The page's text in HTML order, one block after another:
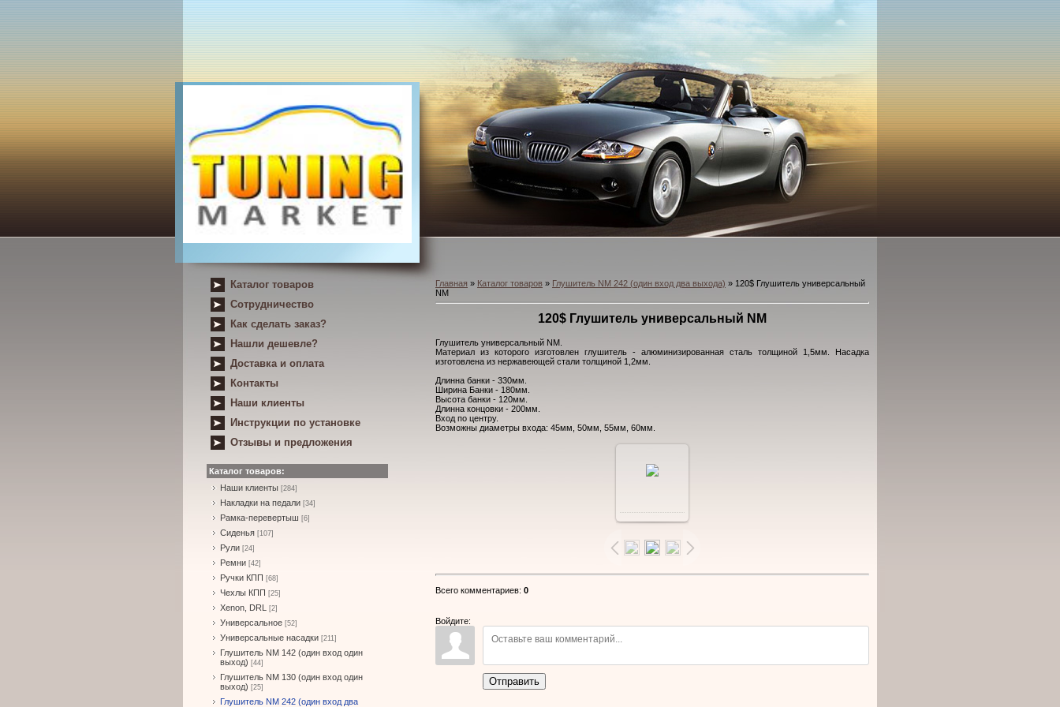
Каталог товаров
Сотрудничество
Как сделать заказ?
Нашли дешевле?
Доставка и оплата
Контакты
Наши клиенты
Инструкции по установке
Отзывы и предложения
Каталог товаров:
Наши клиенты [284]
Накладки на педали [34]
Рамка-перевертыш [6]
Сиденья [107]
Рули [24]
Ремни [42]
Ручки КПП [68]
Чехлы КПП [25]
Xenon, DRL [2]
Универсальное [52]
Универсальные насадки [211]
Глушитель NM 142 (один вход один
выход) [44]
Глушитель NM 130 (один вход один
выход) [25]
Глушитель NM 242 (один вход два
Главная » Каталог товаров » Глушитель NM 242 (один вход два выхода) » 120$ Глушитель универсальный
NM
120$ Глушитель универсальный NM
Глушитель универсальный NM.
Материал из которого изготовлен глушитель - алюминизированная сталь толщиной 1,5мм. Насадка
изготовлена из нержавеющей стали толщиной 1,2мм.
Длинна банки - 330мм.
Ширина Банки - 180мм.
Высота банки - 120мм.
Длинна концовки - 200мм.
Вход по центру.
Возможны диаметры входа: 45мм, 50мм, 55мм, 60мм.
размере
Всего комментариев: 0
Войдите:
Отправить